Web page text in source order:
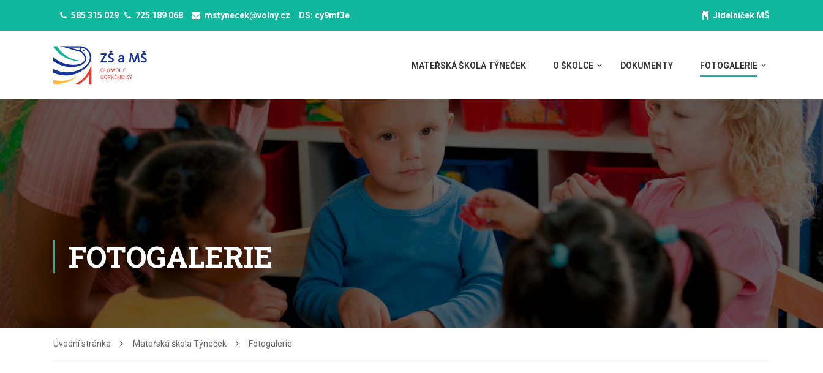
585 315 029 725 189 068 mstynecek@volny.cz DS: cy9mf3e Jídelníček MŠ
MATEŘSKÁ ŠKOLA TÝNEČEK O ŠKOLCE DOKUMENTY FOTOGALERIE
FOTOGALERIE
Úvodní stránka Mateřská škola Týneček Fotogalerie